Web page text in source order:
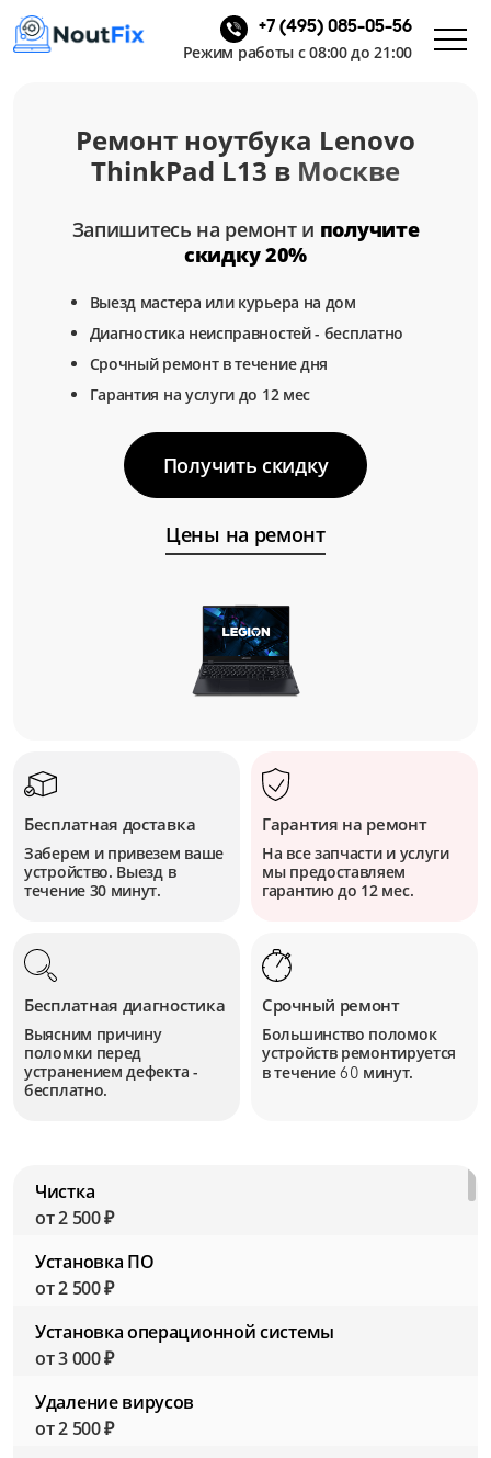
+7 (495) 085-05-56
Режим работы с 08:00 до 21:00
Ремонт ноутбука Lenovo
ThinkPad L13 в Москве
Запишитесь на ремонт и получите
скидку 20%
Выезд мастера или курьера на дом
Диагностика неисправностей - бесплатно
Срочный ремонт в течение дня
Гарантия на услуги до 12 мес
Получить скидку
Цены на ремонт
Бесплатная доставка
Заберем и привезем ваше
устройство. Выезд в
течение 30 минут.
Гарантия на ремонт
На все запчасти и услуги
мы предоставляем
гарантию до 12 мес.
Бесплатная диагностика
Выясним причину
поломки перед
устранением дефекта -
бесплатно.
Срочный ремонт
Большинство поломок
устройств ремонтируется
в течение60 минут.
Чистка
от 2 500 ₽
Установка ПО
от 2 500 ₽
Установка операционной системы
от 3 000 ₽
Удаление вирусов
от 2 500 ₽